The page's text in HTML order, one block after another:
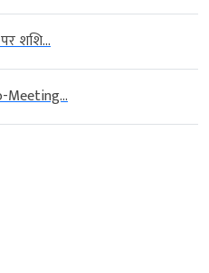
शशि...
Meeting...